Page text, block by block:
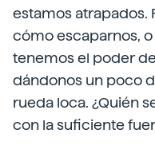
estamos atrapados.
cómo escaparnos,
tenemos el poder
dándonos un poco
rueda loca. ¿Quién
con la suficiente